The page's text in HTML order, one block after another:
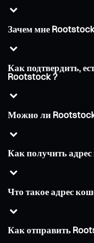
Зачем мне
Как подтвердить,
Rootstock ?
Можно ли Rootstock
Как получить
Что такое адрес
Как отправить